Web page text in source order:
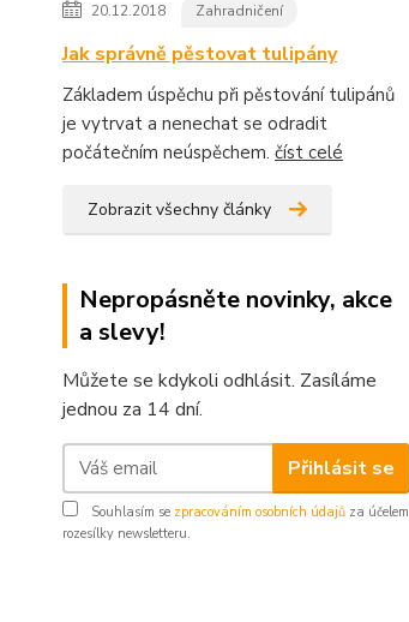
20.12.2018 Zahradničení
Jak správně pěstovat tulipány
Základem úspěchu při pěstování tulipánů
je vytrvat a nenechat se odradit
počátečním neúspěchem. číst celé
Zobrazit všechny články
Nepropásněte novinky, akce
a slevy!
Můžete se kdykoli odhlásit. Zasíláme
jednou za 14 dní.
Přihlásit se
Souhlasím se zpracováním osobních údajů za účelem
rozesílky newsletteru.